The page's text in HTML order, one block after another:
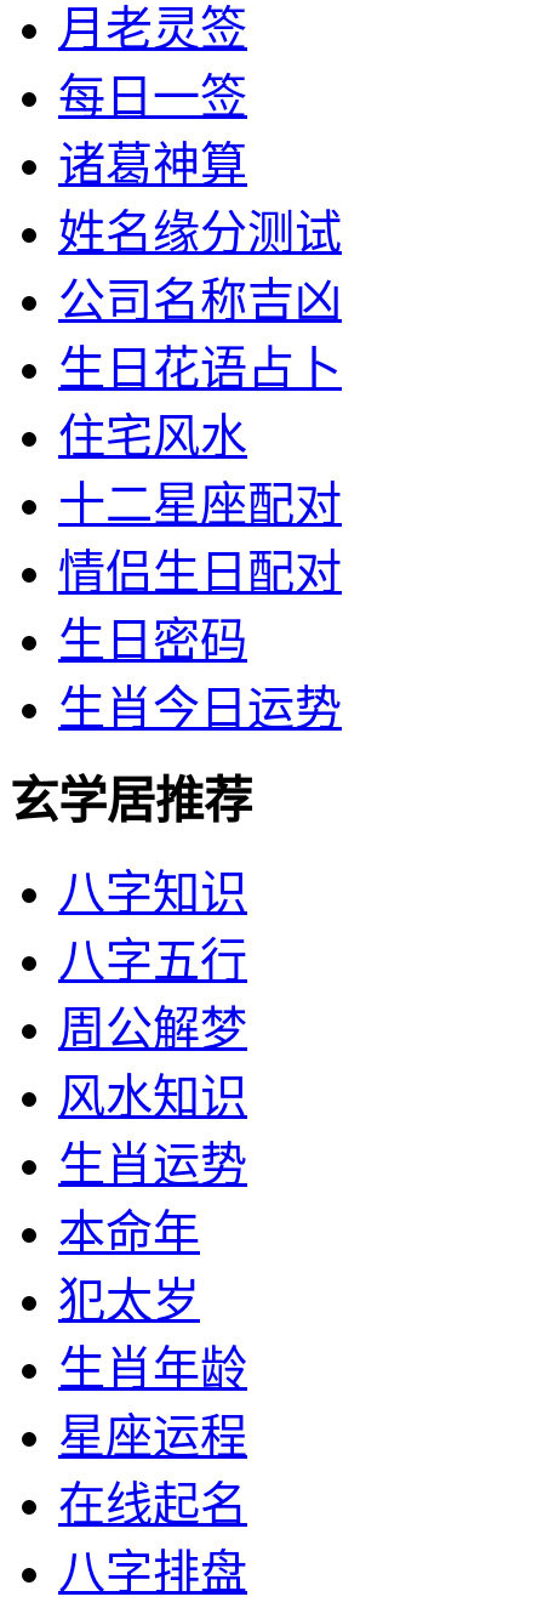
月老灵签
每日一签
诸葛神算
姓名缘分测试
公司名称吉凶
生日花语占卜
住宅风水
十二星座配对
情侣生日配对
生日密码
生肖今日运势
玄学居推荐
八字知识
八字五行
周公解梦
风水知识
生肖运势
本命年
犯太岁
生肖年龄
星座运程
在线起名
八字排盘